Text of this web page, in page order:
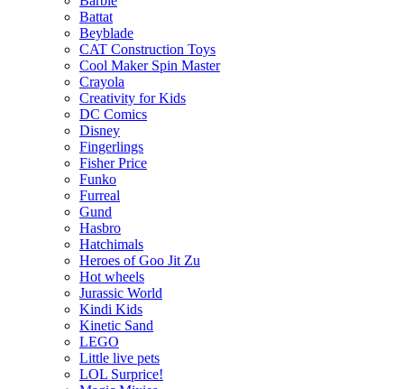
Battat
Beyblade
CAT Construction Toys
Cool Maker Spin Master
Crayola
Creativity for Kids
DC Comics
Disney
Fingerlings
Fisher Price
Funko
Furreal
Gund
Hasbro
Hatchimals
Heroes of Goo Jit Zu
Hot wheels
Jurassic World
Kindi Kids
Kinetic Sand
LEGO
Little live pets
LOL Surprice!